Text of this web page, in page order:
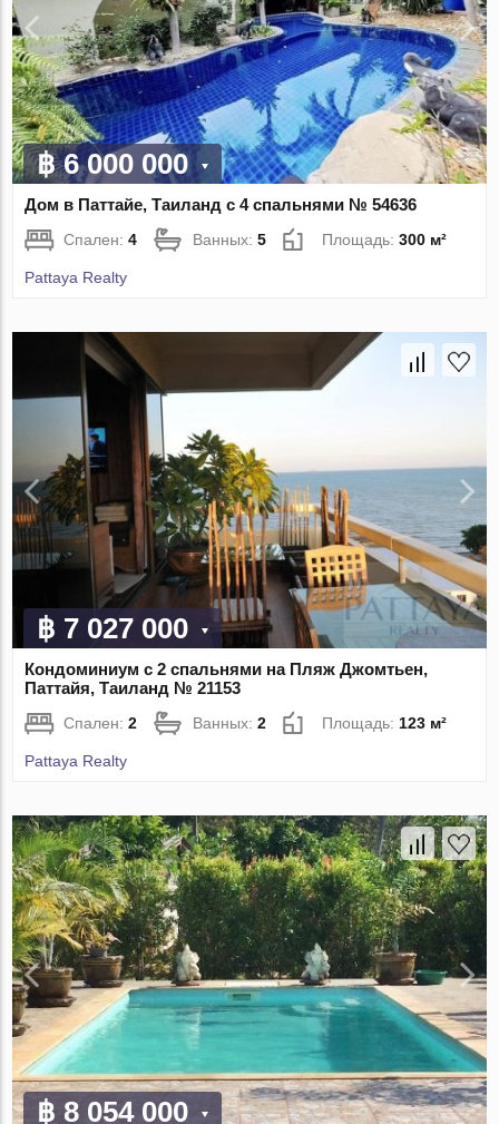
฿ 6 000 000
Дом в Паттайе, Таиланд с 4 спальнями № 54636
Спален:4 Ванных:5 Площадь:300 м²
Pattaya Realty
฿ 7 027 000
Кондоминиум с 2 спальнями на Пляж Джомтьен,
Паттайя, Таиланд № 21153
Спален:2 Ванных:2 Площадь: 123 м²
Pattaya Realty
฿ 8 054 000